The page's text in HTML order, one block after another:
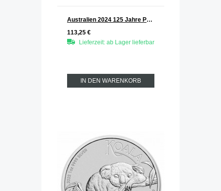
Australien 2024 125 Jahre Perth Mint Silber 1 oz
113,25 €
Lieferzeit: ab Lager lieferbar
IN DEN WARENKORB